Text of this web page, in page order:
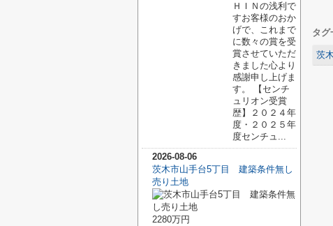
タグ
茨
ＨＩＮの浅利で
すお客様のおか
げで、これまで
に数々の賞を受
賞させていただ
きました心より
感謝申し上げま
す。 【センチ
ュリオン受賞
歴】２０２４年
度・２０２５年
度センチュ...
2026-08-06
茨木市山手台5丁目 建築条件無し
売り土地
2280万円